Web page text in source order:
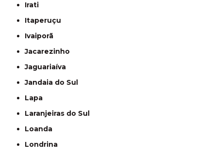
Irati
Itaperuçu
Ivaiporã
Jacarezinho
Jaguariaíva
Jandaia do Sul
Lapa
Laranjeiras do Sul
Loanda
Londrina